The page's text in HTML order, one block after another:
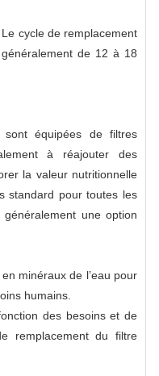
cycle de remplacement
de 12 à 18
équipées de filtres
à réajouter des
la valeur nutritionnelle
standard pour toutes les
une option
minéraux de l’eau pour
humains.
des besoins et de
remplacement du filtre